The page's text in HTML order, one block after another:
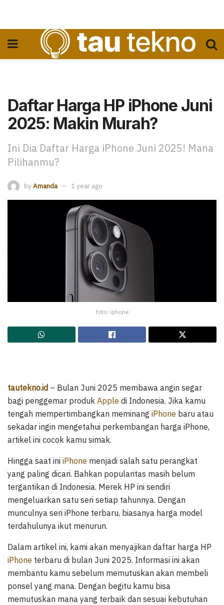
Daftar Harga HP iPhone Juni
2025: Makin Murah?
Ini Dia Daftar Harga iPhone Juni 2025! Mana
Pilihanmu?
by Amanda 1 year ago
foto: iphone
tautekno.id – Bulan Juni 2025 membawa angin segar
bagi penggemar produk Apple di Indonesia. Jika kamu
tengah mempertimbangkan meminang iPhone baru atau
sekadar ingin mengetahui perkembangan harga iPhone,
artikel ini cocok kamu simak.
Hingga saat ini iPhone menjadi salah satu perangkat
yang paling dicari. Bahkan popularitas masih belum
tergantikan di Indonesia. Merek HP ini sendiri
mengeluarkan satu seri setiap tahunnya. Dengan
munculnya seri iPhone terbaru, biasanya harga model
terdahulunya ikut menurun.
Dalam artikel ini, kami akan menyajikan daftar harga HP
iPhone terbaru di bulan Juni 2025. Informasi ini akan
membantu kamu sebelum memutuskan akan membeli
ponsel yang mana. Dengan begitu kamu bisa
memutuskan mana yang terbaik dan sesuai kebutuhan